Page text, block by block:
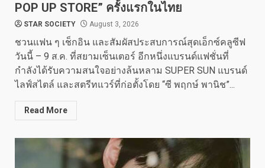
POP UP STORE” ครั้งแรกในไทย
STAR SOCIETY August 3, 2026
ชวนแฟน ๆ เช็กอิน และสัมผัสประสบการณ์สุดเอ็กซ์คลูซีฟ
วันนี้ – 9 ส.ค. ที่สยามเซ็นเตอร์ อีกหนึ่งแบรนด์แฟชั่นที่
กำลังได้รับความสนใจอย่างล้นหลาม SUPER SUN แบรนด์
ไลฟ์สไตล์ และสตรีทแวร์ที่ก่อตั้งโดย “ซี พฤกษ์ พานิช”...
Read More